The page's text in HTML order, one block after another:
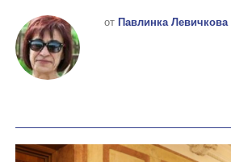
от Павлинка Левичкова